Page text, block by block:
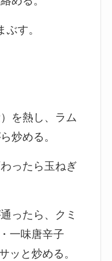
す。
を熱し、ラム
炒める。
ったら玉ねぎ
ったら、クミ
一味唐辛子
ッと炒める。